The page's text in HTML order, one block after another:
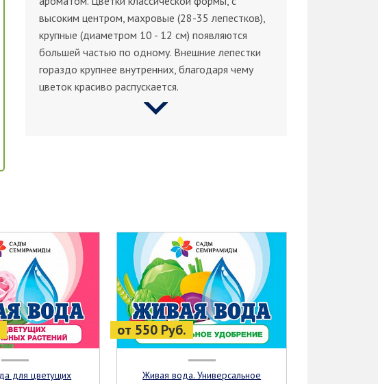
высоким центром, махровые (28-35 лепестков),
крупные (диаметром 10 - 12 см) появляются
большей частью по одному. Внешние лепестки
гораздо крупнее внутренних, благодаря чему
цветок красиво распускается.
от 550 Руб.
Живая вода. Универсальное